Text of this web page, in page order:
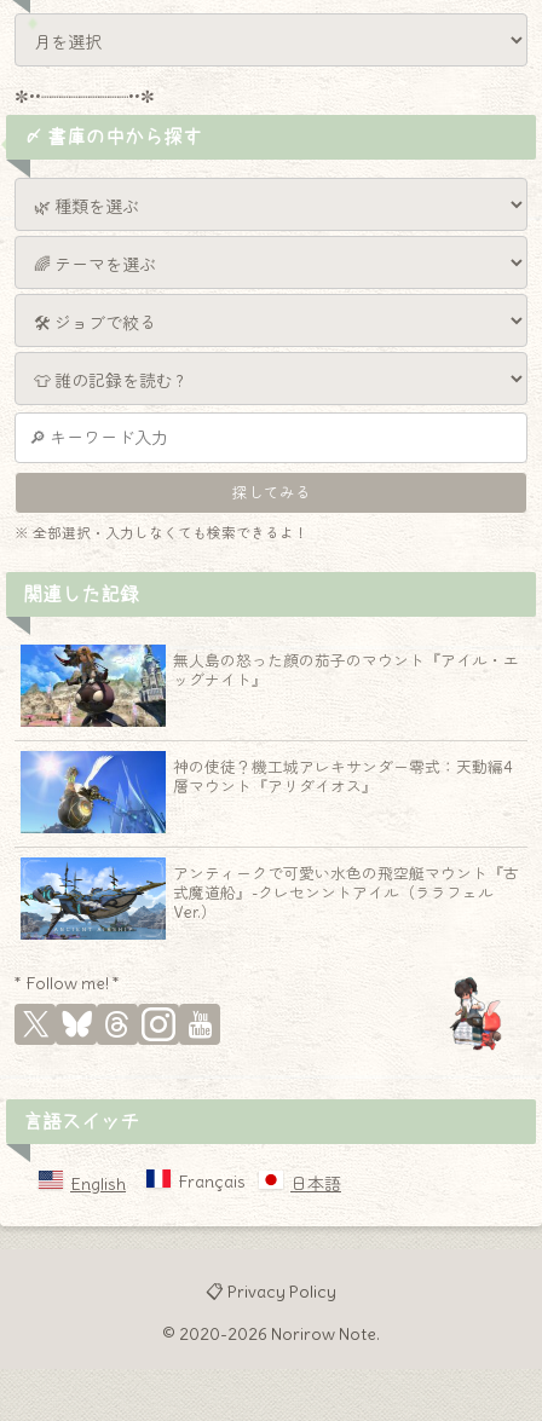
✼••┈┈┈┈┈┈┈┈┈••✼
〆 書庫の中から探す
※ 全部選択・入力しなくても検索できるよ！
関連した記録
無人島の怒った顔の茄子のマウント『アイル・エ
ッグナイト』
神の使徒？機工城アレキサンダー零式：天動編4
層マウント『アリダイオス』
アンティークで可愛い水色の飛空艇マウント『古
式魔道船』-クレセンントアイル（ララフェル
Ver.）
* Follow me! *
言語スイッチ
English Français 日本語
📋 Privacy Policy
© 2020-2026 Norirow Note.